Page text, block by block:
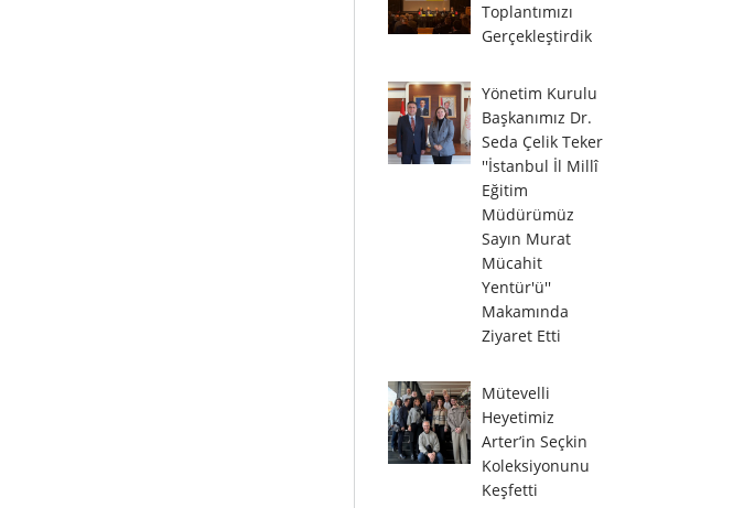
Toplantımızı
Gerçekleştirdik
Yönetim Kurulu
Başkanımız Dr.
Seda Çelik Teker
''İstanbul İl Millî
Eğitim
Müdürümüz
Sayın Murat
Mücahit
Yentür'ü''
Makamında
Ziyaret Etti
Mütevelli
Heyetimiz
Arter’in Seçkin
Koleksiyonunu
Keşfetti